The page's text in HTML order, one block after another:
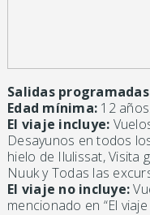
Salidas programadas
Edad mínima: 12 años.
El viaje incluye:
Desayunos en todos
hielo de Ilulissat, Visita
Nuuk y Todas las
El viaje no incluye:
mencionado en “El viaje